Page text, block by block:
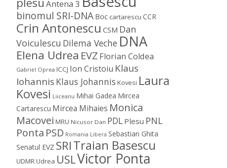
Antena 3
binomul SRI-DNA Boc cartarescu CCR
Crin Antonescu CSM Dan
Voiculescu Dilema Veche DNA
Elena Udrea EVZ Florian Coldea
Gabriel Oprea ICCJ Ion Cristoiu Klaus
Iohannis Klaus Johannis Kovesi Laura
Kovesi Liiceanu Mihai Gadea Mircea
Cartarescu Mircea Mihaies Monica
Macovei MRU Nicusor Dan PDL Plesu PNL
Ponta PSD Romania Libera Sebastian Ghita
Senatul EVZ SRITraian Basescu
UDMRUdrea USLVictor Ponta